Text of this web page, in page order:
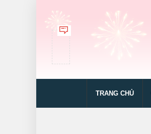
TRANG CHỦ